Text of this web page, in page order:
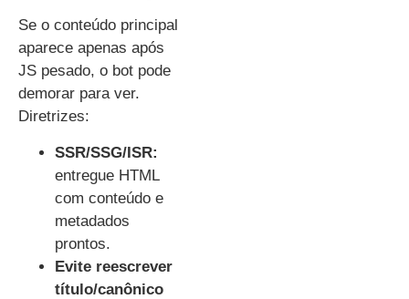
Se o conteúdo principal
aparece apenas após
JS pesado, o bot pode
demorar para ver.
Diretrizes:
SSR/SSG/ISR:
entregue HTML
com conteúdo e
metadados
prontos.
Evite reescrever
título/canônico